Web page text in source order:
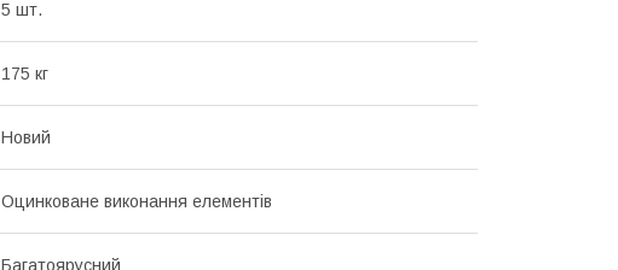
5 шт.
175 кг
Новий
Оцинковане виконання елементів
Багатоярусний